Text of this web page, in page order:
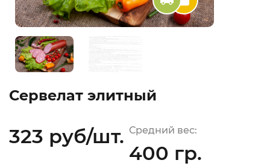
Сервелат элитный
323 руб/шт. Средний вес:
400 гр.